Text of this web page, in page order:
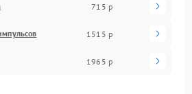
715 р
1515 р
1965 р